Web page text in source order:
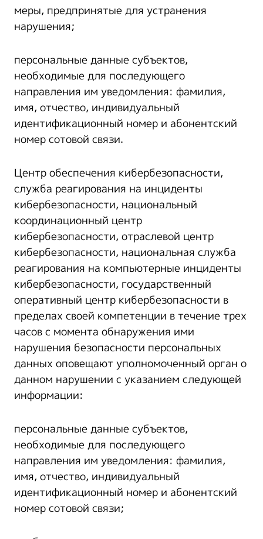
меры, предпринятые для устранения
нарушения;
персональные данные субъектов,
необходимые для последующего
направления им уведомления: фамилия,
имя, отчество, индивидуальный
идентификационный номер и абонентский
номер сотовой связи.
Центр обеспечения кибербезопасности,
служба реагирования на инциденты
кибербезопасности, национальный
координационный центр
кибербезопасности, отраслевой центр
кибербезопасности, национальная служба
реагирования на компьютерные инциденты
кибербезопасности, государственный
оперативный центр кибербезопасности в
пределах своей компетенции в течение трех
часов c момента обнаружения ими
нарушения безопасности персональных
данных оповещают уполномоченный орган о
данном нарушении с указанием следующей
информации:
персональные данные субъектов,
необходимые для последующего
направления им уведомления: фамилия,
имя, отчество, индивидуальный
идентификационный номер и абонентский
номер сотовой связи;